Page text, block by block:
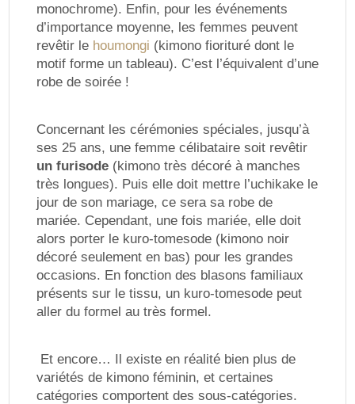
monochrome). Enfin, pour les événements
d’importance moyenne, les femmes peuvent
revêtir le houmongi (kimono fiorituré dont le
motif forme un tableau). C’est l’équivalent d’une
robe de soirée !
Concernant les cérémonies spéciales, jusqu’à
ses 25 ans, une femme célibataire soit revêtir
un furisode (kimono très décoré à manches
très longues). Puis elle doit mettre l’uchikake le
jour de son mariage, ce sera sa robe de
mariée. Cependant, une fois mariée, elle doit
alors porter le kuro-tomesode (kimono noir
décoré seulement en bas) pour les grandes
occasions. En fonction des blasons familiaux
présents sur le tissu, un kuro-tomesode peut
aller du formel au très formel.
Et encore… Il existe en réalité bien plus de
variétés de kimono féminin, et certaines
catégories comportent des sous-catégories.